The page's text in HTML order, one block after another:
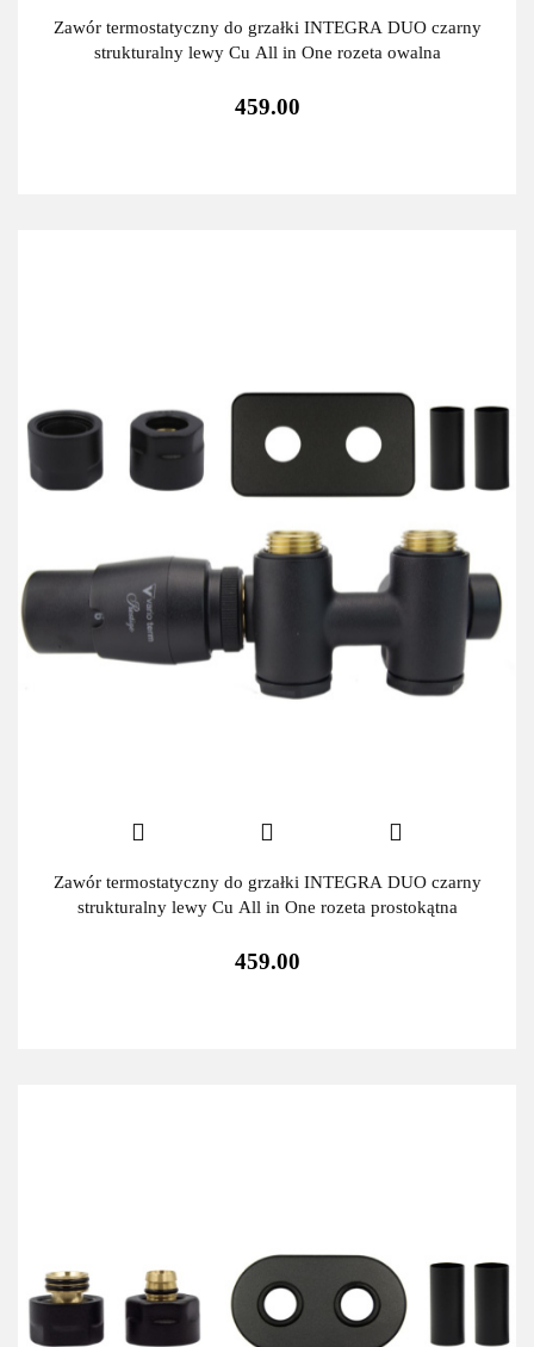
Zawór termostatyczny do grzałki INTEGRA DUO czarny
strukturalny lewy Cu All in One rozeta owalna
459.00
Zawór termostatyczny do grzałki INTEGRA DUO czarny
strukturalny lewy Cu All in One rozeta prostokątna
459.00